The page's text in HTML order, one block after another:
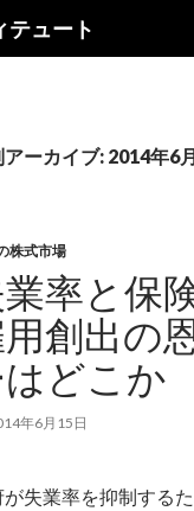
テュート
アーカイブ: 2014年6
株式市場
率と保
用創出の
はどこか
年6月15日
が失業率を抑制する